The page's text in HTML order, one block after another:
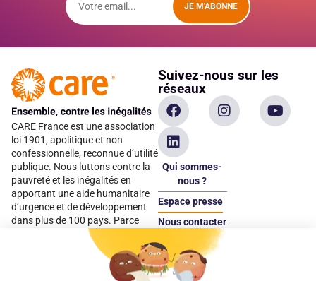
JE M'ABONNE
CARE France est une association
loi 1901, apolitique et non
confessionnelle, reconnue d’utilité
publique. Nous luttons contre la
pauvreté et les inégalités en
apportant une aide humanitaire
d’urgence et de développement
dans plus de 100 pays. Parce
qu’elles sont les premières
victimes des inégalités, CARE met
les femmes et les filles au cœur
Suivez-nous sur les
réseaux
Qui sommes-
nous ?
Espace presse
Nous contacter
Espace
donateur